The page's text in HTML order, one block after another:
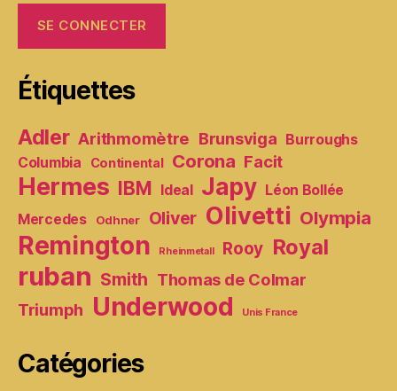
Étiquettes
Adler Arithmomètre Brunsviga Burroughs
Columbia
Continental Corona Facit
Hermes IBM Ideal Japy Léon Bollée
Mercedes
Odhner Oliver Olivetti Olympia
Remington Rheinmetall Rooy Royal
ruban Smith Thomas de Colmar
Triumph Underwood Unis France
Catégories